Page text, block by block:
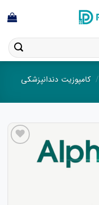
/ کامپوزیت دندانپزشکی